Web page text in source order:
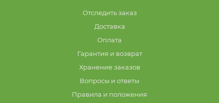
Отследить заказ
Доставка
Оплата
Гарантия и возврат
Хранение заказов
Вопросы и ответы
Правила и положения